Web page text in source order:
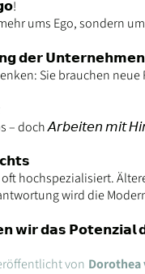
ums Ego, sondern
𝗱𝗲𝗿 𝗨𝗻𝘁𝗲𝗿𝗻𝗲𝗵𝗺𝗲𝗻
Sie brauchen
– doch 𝘈𝘳𝘣𝘦𝘪𝘵𝘦𝘯 𝘮𝘪𝘵
hochspezialisiert.
wird die
𝗱𝗮𝘀 𝗣𝗼𝘁𝗲𝗻𝘇𝗶𝗮𝗹
von Dorothea